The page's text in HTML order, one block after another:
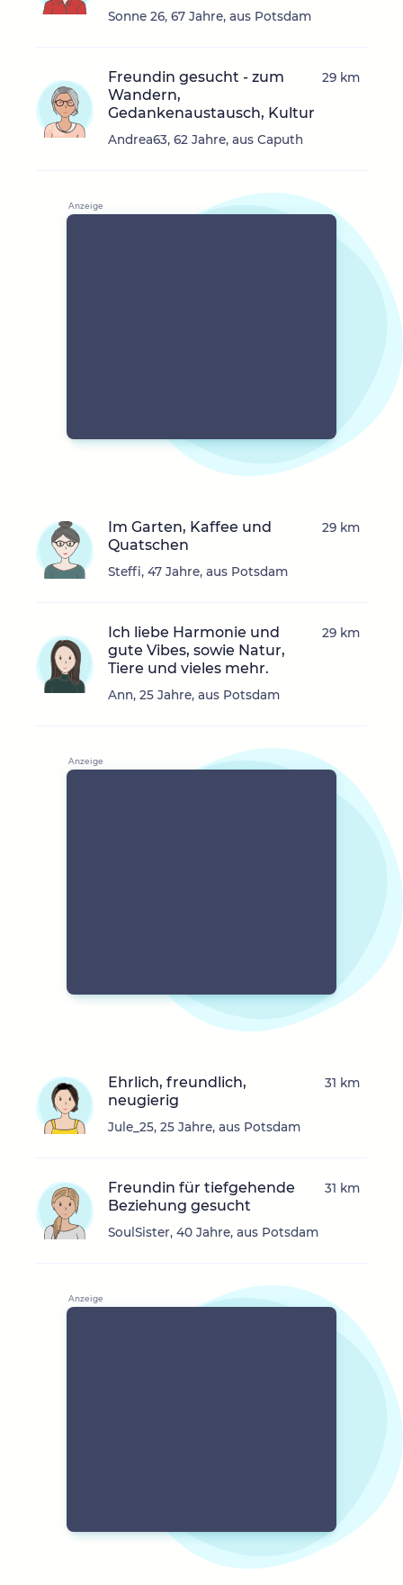
Sonne 26, 67 Jahre, aus Potsdam
Freundin gesucht - zum
Wandern,
Gedankenaustausch, Kultur
Andrea63, 62 Jahre, aus Caputh
29 km
Im Garten, Kaffee und
Quatschen
Steffi, 47 Jahre, aus Potsdam
29 km
Ich liebe Harmonie und
gute Vibes, sowie Natur,
Tiere und vieles mehr.
Ann, 25 Jahre, aus Potsdam
29 km
Ehrlich, freundlich,
neugierig
Jule_25, 25 Jahre, aus Potsdam
31 km
Freundin für tiefgehende
Beziehung gesucht
SoulSister, 40 Jahre, aus Potsdam
31 km